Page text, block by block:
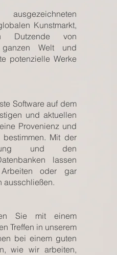
Kunstmarkt,
Dutzende von
Welt und
potenzielle Werke
Software auf dem
und aktuellen
Provenienz und
Mit der
und den
lassen
oder gar
ausschließen.
Sie mit einem
Treffen in unserem
bei einem guten
wie wir arbeiten,